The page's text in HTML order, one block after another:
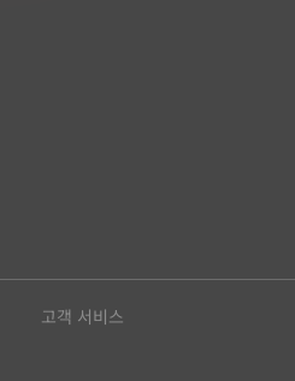
고객 서비스